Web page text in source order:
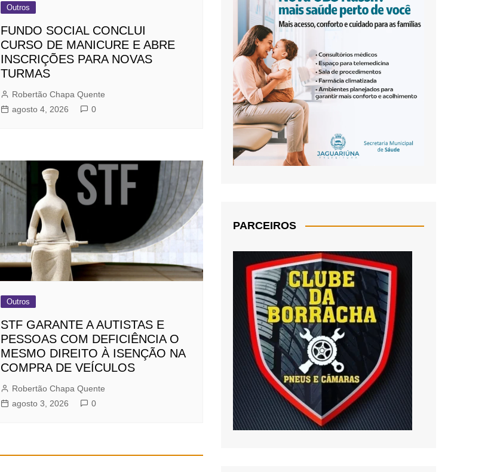
Outros
FUNDO SOCIAL CONCLUI
CURSO DE MANICURE E ABRE
INSCRIÇÕES PARA NOVAS
TURMAS
Robertão Chapa Quente
agosto 4, 2026
0
Outros
STF GARANTE A AUTISTAS E
PESSOAS COM DEFICIÊNCIA O
MESMO DIREITO À ISENÇÃO NA
COMPRA DE VEÍCULOS
Robertão Chapa Quente
agosto 3, 2026
0
PARCEIROS